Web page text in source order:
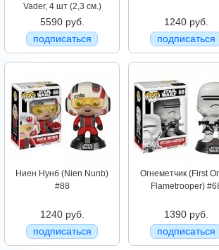
Vader, 4 шт (2,3 см.)
5590 руб.
подписаться
1240 руб.
подписаться
Ниен Нунб (Nien Nunb)
#88
1240 руб.
подписаться
Огнеметчик (First
Flametrooper)
1390 руб.
подписаться